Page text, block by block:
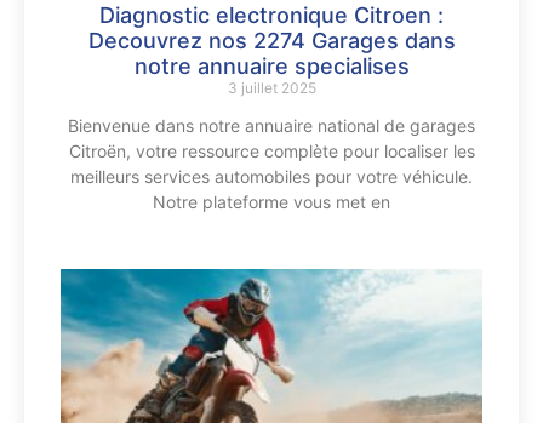
Diagnostic electronique Citroen :
Decouvrez nos 2274 Garages dans
notre annuaire specialises
3 juillet 2025
Bienvenue dans notre annuaire national de garages
Citroën, votre ressource complète pour localiser les
meilleurs services automobiles pour votre véhicule.
Notre plateforme vous met en